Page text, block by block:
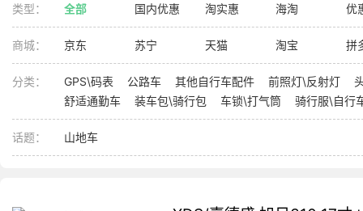
类型： 全部 国内优惠 淘实惠 海淘 优
商城： 京东 苏宁 天猫 淘宝 拼
分类： GPS\码表 公路车 其他自行车配件 前照灯\反射灯
舒适通勤车
装车包\骑行包 车锁\打气筒 骑行服\自行
话题： 山地车